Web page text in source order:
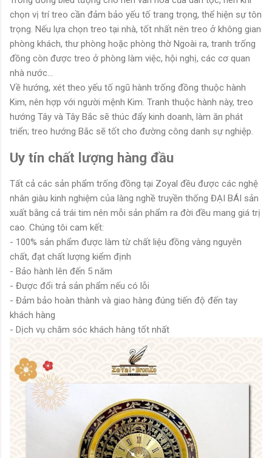
chọn vị trí treo cần đảm bảo yếu tố trang trọng, thể hiện sự tôn
trọng. Nếu lựa chọn treo tại nhà, tốt nhất nên treo ở không gian
phòng khách, thư phòng hoặc phòng thờ Ngoài ra, tranh trống
đồng còn được treo ở phòng làm việc, hội nghị, các cơ quan
nhà nước...
Về hướng, xét theo yếu tố ngũ hành trống đồng thuộc hành
Kim, nên hợp với người mệnh Kim. Tranh thuộc hành này, treo
hướng Tây và Tây Bắc sẽ thúc đẩy kinh doanh, làm ăn phát
triển; treo hướng Bắc sẽ tốt cho đường công danh sự nghiệp.
Uy tín chất lượng hàng đầu
Tất cả các sản phẩm trống đồng tại Zoyal đều được các nghệ
nhân giàu kinh nghiệm của làng nghề truyền thống ĐẠI BÁI sản
xuất bằng cả trái tim nên mỗi sản phẩm ra đời đều mang giá trị
cao. Chúng tôi cam kết:
- 100% sản phẩm được làm từ chất liệu đồng vàng nguyên
chất, đạt chất lượng kiểm định
- Bảo hành lên đến 5 năm
- Được đổi trả sản phẩm nếu có lỗi
- Đảm bảo hoàn thành và giao hàng đúng tiến độ đến tay
khách hàng
- Dịch vụ chăm sóc khách hàng tốt nhất